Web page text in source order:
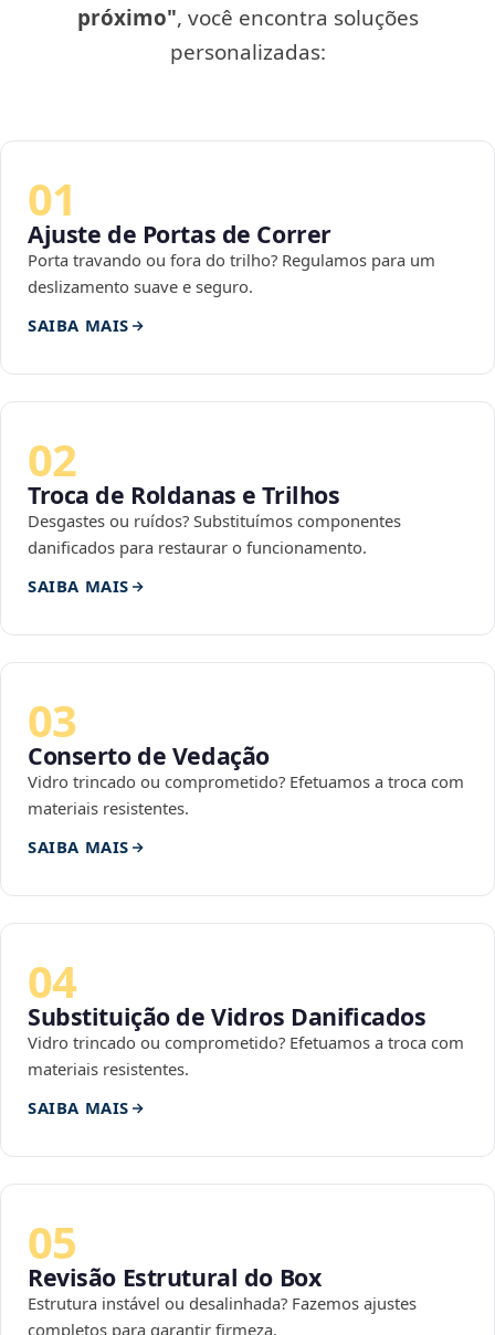
próximo", você encontra soluções
personalizadas:
01
Ajuste de Portas de Correr
Porta travando ou fora do trilho? Regulamos para um
deslizamento suave e seguro.
SAIBA MAIS
02
Troca de Roldanas e Trilhos
Desgastes ou ruídos? Substituímos componentes
danificados para restaurar o funcionamento.
SAIBA MAIS
03
Conserto de Vedação
Vidro trincado ou comprometido? Efetuamos a troca com
materiais resistentes.
SAIBA MAIS
04
Substituição de Vidros Danificados
Vidro trincado ou comprometido? Efetuamos a troca com
materiais resistentes.
SAIBA MAIS
05
Revisão Estrutural do Box
Estrutura instável ou desalinhada? Fazemos ajustes
completos para garantir firmeza.